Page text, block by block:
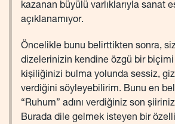
kazanan büyülü varlıklarıyla sanat
açıklanamıyor.
Öncelikle bunu belirttikten sonra,
dizelerinizin kendine özgü bir biçimi
kişiliğinizi bulma yolunda sessiz,
verdiğini söyleyebilirim. Bunu en
“Ruhum” adını verdiğiniz son
Burada dile gelmek isteyen bir